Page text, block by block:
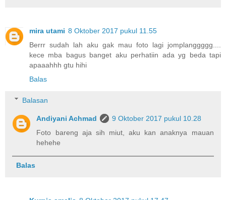
mira utami 8 Oktober 2017 pukul 11.55
Berrr sudah lah aku gak mau foto lagi jomplanggggg....
kece mba bagus banget aku perhatiin ada yg beda tapi
apaaahhh gtu hihi
Balas
Balasan
Andiyani Achmad
9 Oktober 2017 pukul 10.28
Foto bareng aja sih miut, aku kan anaknya mauan
hehehe
Balas